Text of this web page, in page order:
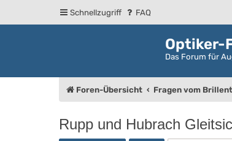
Schnellzugriff FAQ
Optiker-
Das Forum für
Foren-Übersicht Fragen vom
Rupp und Hubrach